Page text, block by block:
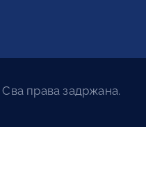
права задржана.